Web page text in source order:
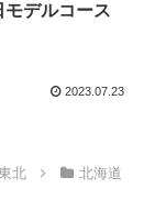
デルコース
2023.07.23
北 北海道